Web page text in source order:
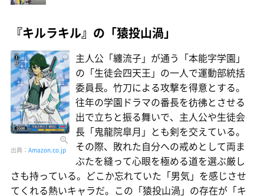
『キルラキル』の「猿投山渦」
出典： Amazon.co.jp
主人公「纏流子」が通う「本能字学園」
の「生徒会四天王」の一人で運動部統括
委員長。竹刀による攻撃を得意とする。
往年の学園ドラマの番長を彷彿とさせる
出で立ちと振る舞いで、主人公や生徒会
長「鬼龍院皐月」とも剣を交えている。
その際、敗れた自分への戒めとして両ま
ぶたを縫って心眼を極める道を選ぶ厳し
さも持っている。どこか忘れていた「男気」を感じさせ
てくれる熱いキャラだ。この「猿投山渦」の存在が「キ